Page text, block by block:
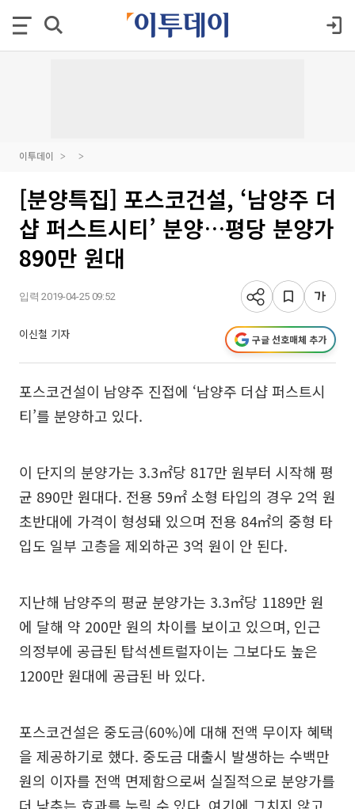
이투데이
[분양특집] 포스코건설, ‘남양주 더
샵 퍼스트시티’ 분양…평당 분양가
890만 원대
입력 2019-04-25 09:52
이신철 기자 구글 선호매체 추가
포스코건설이 남양주 진접에 ‘남양주 더샵 퍼스트시
티’를 분양하고 있다.
이 단지의 분양가는 3.3㎡당 817만 원부터 시작해 평
균 890만 원대다. 전용 59㎡ 소형 타입의 경우 2억 원
초반대에 가격이 형성돼 있으며 전용 84㎡의 중형 타
입도 일부 고층을 제외하곤 3억 원이 안 된다.
지난해 남양주의 평균 분양가는 3.3㎡당 1189만 원
에 달해 약 200만 원의 차이를 보이고 있으며, 인근
의정부에 공급된 탑석센트럴자이는 그보다도 높은
1200만 원대에 공급된 바 있다.
포스코건설은 중도금(60%)에 대해 전액 무이자 혜택
을 제공하기로 했다. 중도금 대출시 발생하는 수백만
원의 이자를 전액 면제함으로써 실질적으로 분양가를